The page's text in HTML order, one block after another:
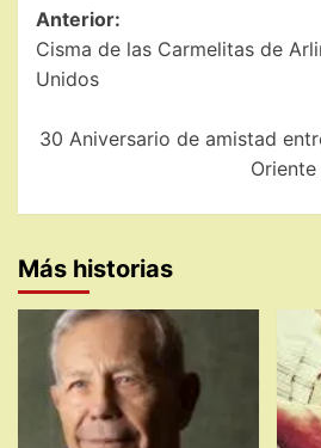
Navegación
de
entradas
Anterior:
Cisma de las Carmelitas de
Unidos
30 Aniversario de amistad
Más historias